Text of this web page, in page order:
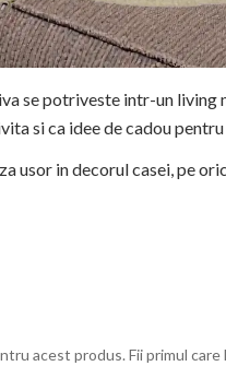
se potriveste intr-un living
si ca idee de cadou
usor in decorul casei, pe
spalari repetate.
acest produs. Fii primul care